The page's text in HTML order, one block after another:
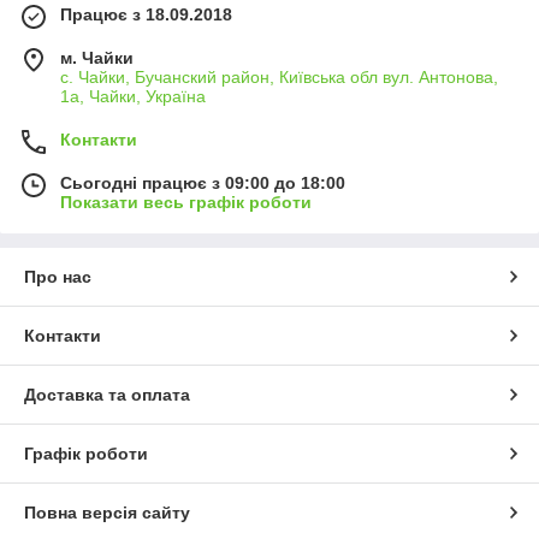
Працює з 18.09.2018
м. Чайки
с. Чайки, Бучанский район, Київська обл вул. Антонова,
1а, Чайки, Україна
Контакти
Сьогодні працює з 09:00 до 18:00
Показати весь графік роботи
Про нас
Контакти
Доставка та оплата
Графік роботи
Повна версія сайту